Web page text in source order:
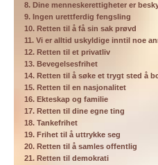
8. Dine menneskerettigheter er
9. Ingen urettferdig fengsling
10. Retten til å få sin sak prøvd
11. Vi er alltid uskyldige inntil noe
12. Retten til et privatliv
13. Bevegelsesfrihet
14. Retten til å søke et trygt sted å
15. Retten til en nasjonalitet
16. Ekteskap og familie
17. Retten til dine egne ting
18. Tankefrihet
19. Frihet til å uttrykke seg
20. Retten til å samles offentlig
21. Retten til demokrati